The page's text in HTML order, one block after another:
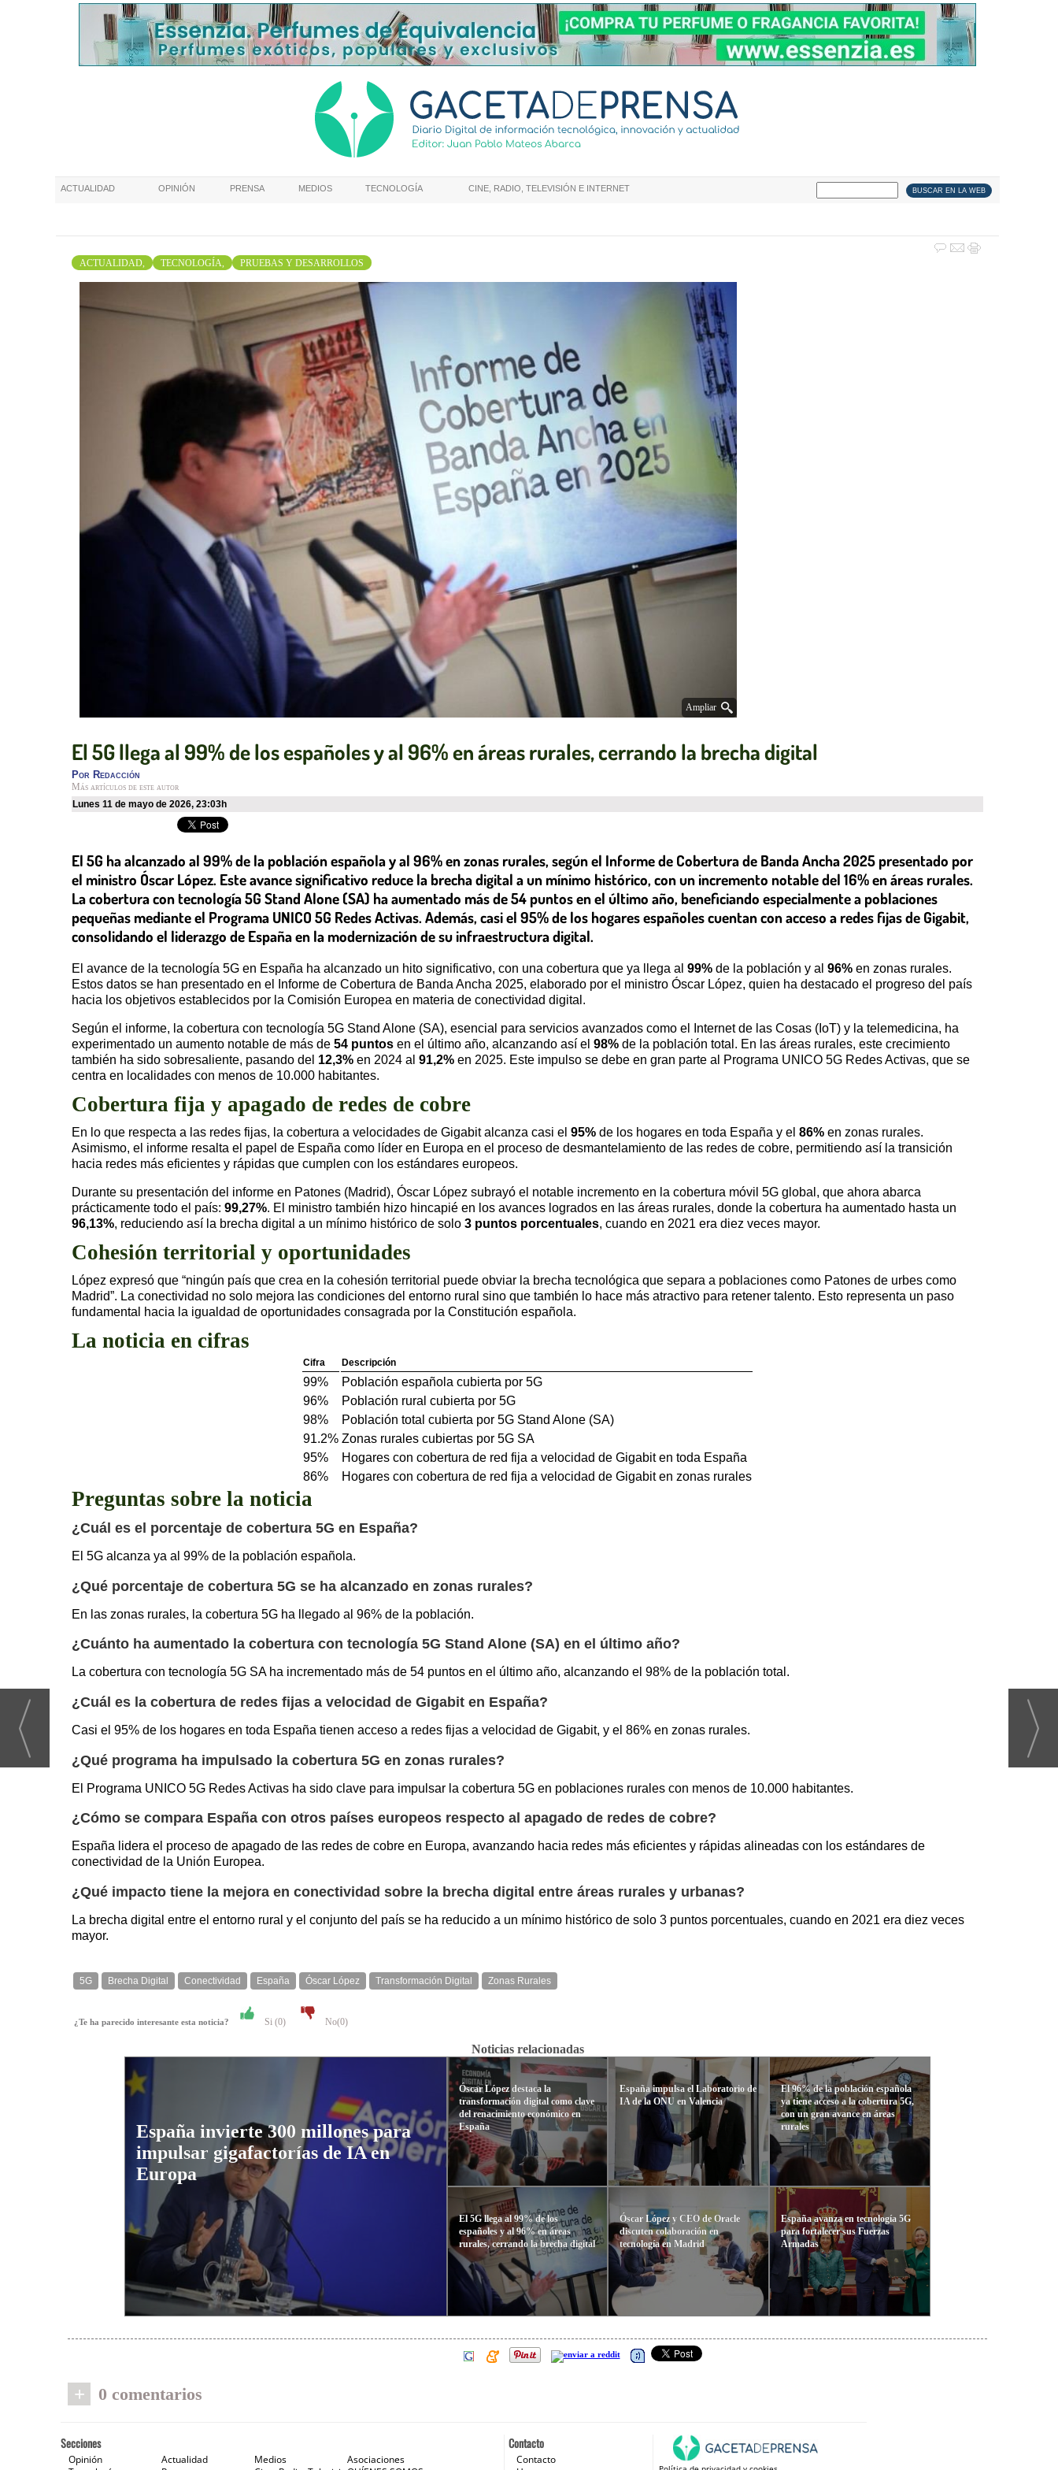
ACTUALIDAD OPINIÓN PRENSA MEDIOS TECNOLOGÍA CINE, RADIO, TELEVISIÓN E INTERNET
ACTUALIDAD, TECNOLOGÍA, PRUEBAS Y DESARROLLOS
Ampliar
El 5G llega al 99% de los españoles y al 96% en áreas rurales, cerrando la brecha digital
Por Redacción
Más artículos de este autor
lunes 11 de mayo de 2026, 23:03h
El 5G ha alcanzado al 99% de la población española y al 96% en zonas rurales, según el Informe de Cobertura de Banda Ancha 2025 presentado por
el ministro Óscar López. Este avance significativo reduce la brecha digital a un mínimo histórico, con un incremento notable del 16% en áreas rurales.
La cobertura con tecnología 5G Stand Alone (SA) ha aumentado más de 54 puntos en el último año, beneficiando especialmente a poblaciones
pequeñas mediante el Programa UNICO 5G Redes Activas. Además, casi el 95% de los hogares españoles cuentan con acceso a redes fijas de Gigabit,
consolidando el liderazgo de España en la modernización de su infraestructura digital.
El avance de la tecnología 5G en España ha alcanzado un hito significativo, con una cobertura que ya llega al 99% de la población y al 96% en zonas rurales.
Estos datos se han presentado en el Informe de Cobertura de Banda Ancha 2025, elaborado por el ministro Óscar López, quien ha destacado el progreso del país
hacia los objetivos establecidos por la Comisión Europea en materia de conectividad digital.
Según el informe, la cobertura con tecnología 5G Stand Alone (SA), esencial para servicios avanzados como el Internet de las Cosas (IoT) y la telemedicina, ha
experimentado un aumento notable de más de 54 puntos en el último año, alcanzando así el 98% de la población total. En las áreas rurales, este crecimiento
también ha sido sobresaliente, pasando del 12,3% en 2024 al 91,2% en 2025. Este impulso se debe en gran parte al Programa UNICO 5G Redes Activas, que se
centra en localidades con menos de 10.000 habitantes.
Cobertura fija y apagado de redes de cobre
En lo que respecta a las redes fijas, la cobertura a velocidades de Gigabit alcanza casi el 95% de los hogares en toda España y el 86% en zonas rurales.
Asimismo, el informe resalta el papel de España como líder en Europa en el proceso de desmantelamiento de las redes de cobre, permitiendo así la transición
hacia redes más eficientes y rápidas que cumplen con los estándares europeos.
Durante su presentación del informe en Patones (Madrid), Óscar López subrayó el notable incremento en la cobertura móvil 5G global, que ahora abarca
prácticamente todo el país: 99,27%. El ministro también hizo hincapié en los avances logrados en las áreas rurales, donde la cobertura ha aumentado hasta un
96,13%, reduciendo así la brecha digital a un mínimo histórico de solo 3 puntos porcentuales, cuando en 2021 era diez veces mayor.
Cohesión territorial y oportunidades
López expresó que “ningún país que crea en la cohesión territorial puede obviar la brecha tecnológica que separa a poblaciones como Patones de urbes como
Madrid”. La conectividad no solo mejora las condiciones del entorno rural sino que también lo hace más atractivo para retener talento. Esto representa un paso
fundamental hacia la igualdad de oportunidades consagrada por la Constitución española.
La noticia en cifras
Cifra Descripción
99%
Población española cubierta por 5G
96%
Población rural cubierta por 5G
98%
Población total cubierta por 5G Stand Alone (SA)
91.2% Zonas rurales cubiertas por 5G SA
95%
Hogares con cobertura de red fija a velocidad de Gigabit en toda España
86%
Hogares con cobertura de red fija a velocidad de Gigabit en zonas rurales
Preguntas sobre la noticia
¿Cuál es el porcentaje de cobertura 5G en España?
El 5G alcanza ya al 99% de la población española.
¿Qué porcentaje de cobertura 5G se ha alcanzado en zonas rurales?
En las zonas rurales, la cobertura 5G ha llegado al 96% de la población.
¿Cuánto ha aumentado la cobertura con tecnología 5G Stand Alone (SA) en el último año?
La cobertura con tecnología 5G SA ha incrementado más de 54 puntos en el último año, alcanzando el 98% de la población total.
¿Cuál es la cobertura de redes fijas a velocidad de Gigabit en España?
Casi el 95% de los hogares en toda España tienen acceso a redes fijas a velocidad de Gigabit, y el 86% en zonas rurales.
¿Qué programa ha impulsado la cobertura 5G en zonas rurales?
El Programa UNICO 5G Redes Activas ha sido clave para impulsar la cobertura 5G en poblaciones rurales con menos de 10.000 habitantes.
¿Cómo se compara España con otros países europeos respecto al apagado de redes de cobre?
España lidera el proceso de apagado de las redes de cobre en Europa, avanzando hacia redes más eficientes y rápidas alineadas con los estándares de
conectividad de la Unión Europea.
¿Qué impacto tiene la mejora en conectividad sobre la brecha digital entre áreas rurales y urbanas?
La brecha digital entre el entorno rural y el conjunto del país se ha reducido a un mínimo histórico de solo 3 puntos porcentuales, cuando en 2021 era diez veces
mayor.
5G Brecha Digital Conectividad España Óscar López Transformación Digital Zonas Rurales
¿Te ha parecido interesante esta noticia? Si (0) No(0)
Noticias relacionadas
España invierte 300 millones para
impulsar gigafactorías de IA en
Europa
Óscar López destaca la
transformación digital como clave
del renacimiento económico en
España
El 5G llega al 99% de los
españoles y al 96% en áreas
rurales, cerrando la brecha digital
España impulsa el Laboratorio de
IA de la ONU en Valencia
Óscar López y CEO de Oracle
discuten colaboración en
tecnología en Madrid
El 96% de la población española
ya tiene acceso a la cobertura 5G,
con un gran avance en áreas
rurales
España avanza en tecnología 5G
para fortalecer sus Fuerzas
Armadas
+ 0 comentarios
Contacto
Contacto
Secciones
Opinión Actualidad Medios
Asociaciones